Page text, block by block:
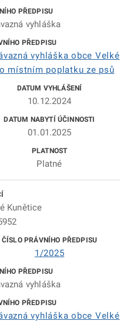
vyhláška
vyhláška obce Velké
místním poplatku ze psů
10.12.2024
01.01.2025
Platné
Kunětice
1/2025
vyhláška
vyhláška obce Velké